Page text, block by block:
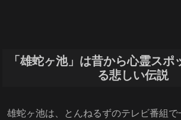
「雄蛇ヶ池」は昔から心霊スポ
る悲しい伝説
雄蛇ヶ池は、とんねるずのテレビ番組で